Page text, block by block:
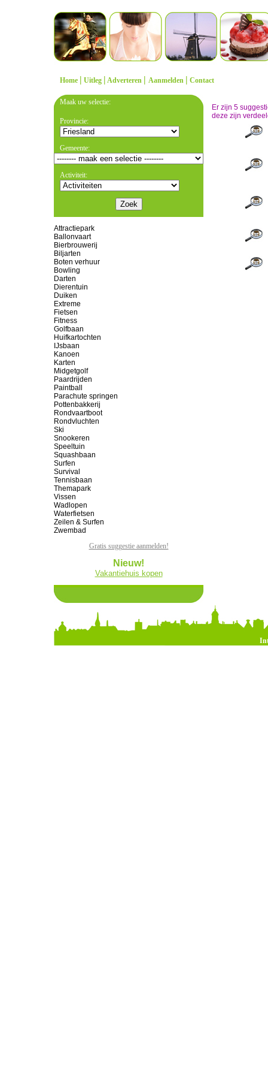
Home | Uitleg | Adverteren | Aanmelden | Contact
Maak uw selectie:
Provincie:
Gemeente:
Activiteit:
Attractiepark
Ballonvaart
Bierbrouwerij
Biljarten
Boten verhuur
Bowling
Darten
Dierentuin
Duiken
Extreme
Fietsen
Fitness
Golfbaan
Huifkartochten
IJsbaan
Kanoen
Karten
Midgetgolf
Paardrijden
Paintball
Parachute springen
Pottenbakkerij
Rondvaartboot
Rondvluchten
Ski
Snookeren
Speeltuin
Squashbaan
Surfen
Survival
Tennisbaan
Themapark
Vissen
Wadlopen
Waterfietsen
Zeilen & Surfen
Zwembad
Gratis suggestie aanmelden!
Nieuw!
Vakantiehuis kopen
Er zijn 5
deze zijn